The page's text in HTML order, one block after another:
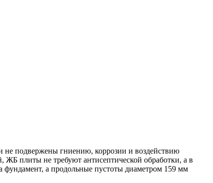
не подвержены гниению, коррозии и воздействию
ЖБ плиты не требуют антисептической обработки, а в
а продольные пустоты диаметром 159 мм